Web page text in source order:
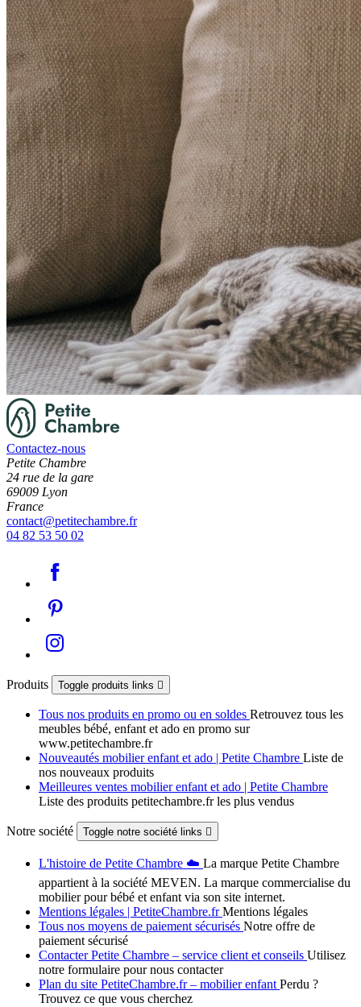
Contactez-nous
Petite Chambre
24 rue de la gare
69009 Lyon
France
contact@petitechambre.fr
04 82 53 50 02
Produits Toggle produits links 
Tous nos produits en promo ou en soldes Retrouvez tous les
meubles bébé, enfant et ado en promo sur
www.petitechambre.fr
Nouveautés mobilier enfant et ado | Petite Chambre Liste de
nos nouveaux produits
Meilleures ventes mobilier enfant et ado | Petite Chambre
Liste des produits petitechambre.fr les plus vendus
Notre société Toggle notre société links 
L'histoire de Petite Chambre ☁️ La marque Petite Chambre
appartient à la société MEVEN. La marque commercialise du
mobilier pour bébé et enfant via son site internet.
Mentions légales | PetiteChambre.frMentions légales
Tous nos moyens de paiement sécurisés Notre offre de
paiement sécurisé
Contacter Petite Chambre – service client et conseils Utilisez
notre formulaire pour nous contacter
Plan du site PetiteChambre.fr – mobilier enfant Perdu ?
Trouvez ce que vous cherchez